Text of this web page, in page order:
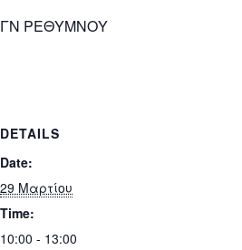
ΓΝ ΡΕΘΥΜΝΟΥ
DETAILS
Date:
29 Μαρτίου
Time:
10:00 - 13:00